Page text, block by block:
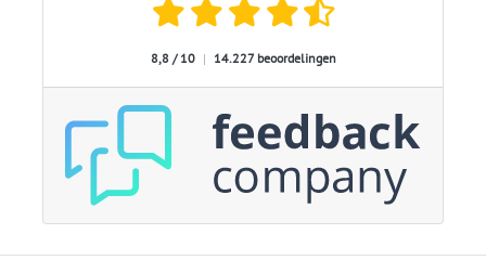
8,8 / 10 | 14.227 beoordelingen